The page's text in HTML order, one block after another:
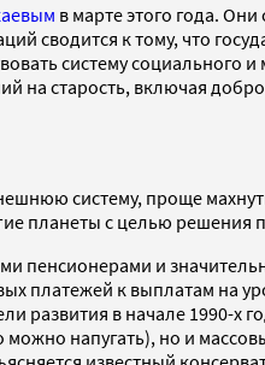
в марте этого года.
сводится к тому, что
систему социального
на старость, включая
систему, проще
планеты с целью
пенсионерами и
платежей к выплатам
в начале 1990-х
напугать), но и